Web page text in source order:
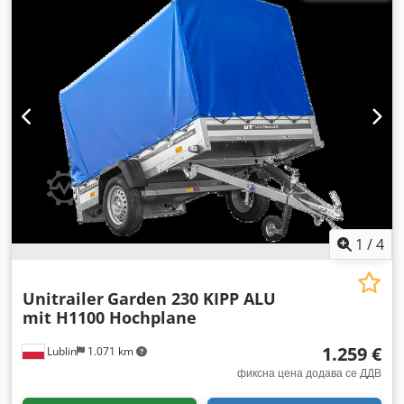
1.685 мм , вкупна висина:
големина на гумата:155/70 R13
, сопирачка на
приколица без сопирачки
, Година на изградба:
1 /4
Lublin 1.071 km
Unitrailer Garden 230 KIPP ALU
mit H1100 Hochplane
1.259 €
фиксна цена додава се ДДВ